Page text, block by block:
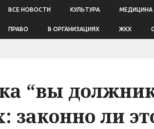
ВСЕ НОВОСТИ КУЛЬТУРА МЕДИЦИНА
ПРАВО В ОРГАНИЗАЦИЯХ ЖКХ
“вы
законно ли